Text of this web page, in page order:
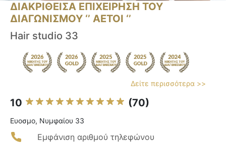
ΔΙΑΚΡΙΘΕΙΣΑ ΕΠΙΧΕΙΡΗΣΗ ΤΟΥ
ΔΙΑΓΩΝΙΣΜΟΥ ‘’ ΑΕΤΟΙ ‘’
Hair studio 33
Δείτε περισσότερα >>
10 (70)
Ευοσμο, Νυμφαίου 33
Εμφάνιση αριθμού τηλεφώνου